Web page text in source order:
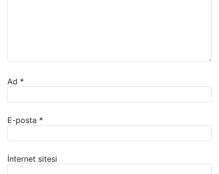
Ad *
E-posta *
İnternet sitesi